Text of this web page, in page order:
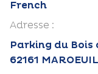
French
Adresse :
Parking du Bois
62161 MAROEUIL